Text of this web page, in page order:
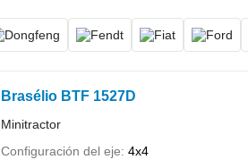
Brasélio BTF 1527D
Minitractor
Configuración del eje 4x4